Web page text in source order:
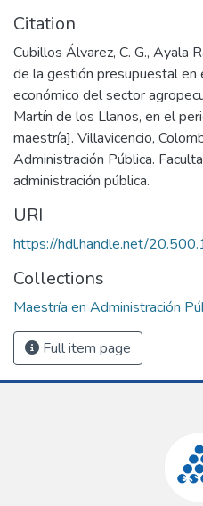
Citation
Cubillos Álvarez, C. G., Ayala
de la gestión presupuestal en
económico del sector
Martín de los Llanos, en el
maestría]. Villavicencio,
Administración Pública.
administración pública.
URI
https://hdl.handle.net/
Collections
Maestría en Administración
Full item page